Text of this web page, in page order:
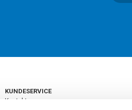
KUNDESERVICE
Kontakt oss